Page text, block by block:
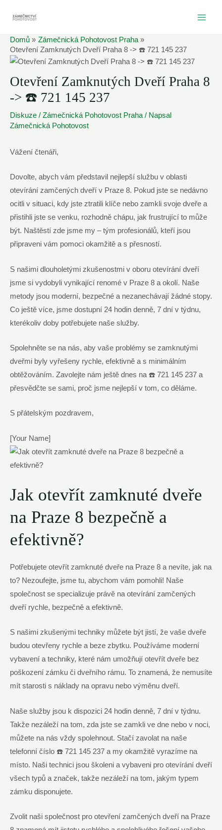
Domů
Zámečnická Pohotovost Praha
Otevření Zamknutých Dveří Praha 8 -> ☎️ 721 145 237
Otevření Zamknutých Dveří Praha 8
-> ☎️ 721 145 237
Diskuze / Zámečnická Pohotovost Praha / Napsal
Zámečnická Pohotovost
Vážení čtenáři,
Dovolte, abych vám představil nejlepší službu v oblasti​
otevírání zamčených dveří v ⁢Praze 8. ⁣Pokud jste se nedávno
ocitli v​ situaci, ⁤kdy ‍jste ztratili klíče ⁢nebo zamkli svoje dveře a
přistihli jste se venku, rozhodně chápu,⁣ jak ⁢frustrující‍ to může
být. Naštěstí ‌zde ⁤jsme my – ‌tým⁢ profesionálů, kteří jsou⁤
připraveni vám⁣ pomoci ​okamžitě⁣ a ⁢s přesností.
S našimi dlouholetými zkušenostmi v ⁣oboru otevírání dveří
jsme⁣ si vydobyli vynikající renomé v ⁤Praze 8‍ a okolí. Naše
metody jsou moderní, bezpečné a ‌nezanechávají žádné ‌stopy.‌
Co ještě více,⁢ jsme dostupní 24 hodin​ denně, 7 dní v týdnu,
kterékoliv doby potřebujete ‍naše služby.
Spolehněte se na nás, aby vaše​ problémy se‍ zamknutými
dveřmi byly vyřešeny rychle, ​efektivně ​a​ s ‌minimálním
obtěžováním. ‍Zavolejte nám ještě dnes na ☎️ 721 145 237 ​a
‌přesvědčte se sami, proč‌ jsme nejlepší ‌v tom,⁢ co děláme.
S přátelským⁢ pozdravem,
[Your Name]
Jak‌ otevřít zamknuté ‌dveře
na Praze 8‍ bezpečně a
efektivně?
Potřebujete ⁣otevřít zamknuté dveře na Praze 8 a nevíte, jak ‌na
to? Nezoufejte, jsme tu, ‌abychom vám pomohli!⁤ Naše
společnost se specializuje právě na otevírání zamčených
dveří rychle, bezpečně​ a ‍efektivně.
S našimi zkušenými ‍techniky⁤ můžete být⁢ jistí, že vaše dveře
budou otevřeny rychle a ‌beze ‌zbytku. ⁣Používáme moderní
vybavení a techniky, které ‍nám umožňují otevřít⁤ dveře bez
poškození zámku či dveřního ⁣rámu. To znamená, že nemusíte‌
mít starosti s‌ náklady na opravu‌ nebo výměnu‍ dveří.
Naše služby jsou k dispozici⁣ 24 hodin denně, 7 dní v týdnu.
Takže nezáleží​ na tom, ⁢zda⁤ jste se zamkli ve ​dne⁣ nebo v noci,​
můžete‍ na nás vždy​ spolehnout.‌ Stačí zavolat ⁤na naše
telefonní číslo ☎️ 721 145 237 a my okamžitě vyrazíme⁢ na⁣
místo. ⁣Naši ‍technici ​jsou školeni a vybaveni pro otevírání dveří
​všech typů⁣ a značek, takže ​nezáleží⁣ na​ tom,‍ jakým typem
zámku disponujete.
Zvolit naši společnost pro‍ otevření⁤ zamčených dveří​ na Praze‌